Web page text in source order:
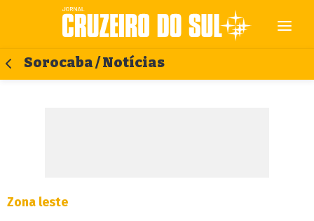
Sorocaba / Notícias
Zona leste